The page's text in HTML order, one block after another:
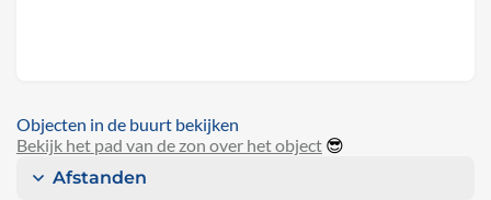
Objecten in de buurt bekijken
Bekijk het pad van de zon over het object 😎
Afstanden